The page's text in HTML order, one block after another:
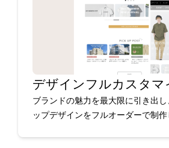
デザインフルカスタマ
ブランドの魅力を最大限に引き出
ップデザインをフルオーダーで制作